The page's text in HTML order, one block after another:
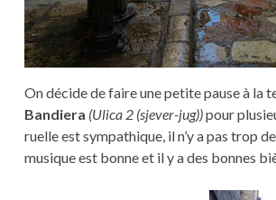
On décide de faire une petite pause à la
Bandiera (Ulica 2 (sjever-jug))pour
ruelle est sympathique, il n’y a pas trop
musique est bonne et il y a des bonnes